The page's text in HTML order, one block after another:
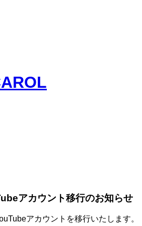
アカウント移行のお知らせ
アカウントを移行いたします。